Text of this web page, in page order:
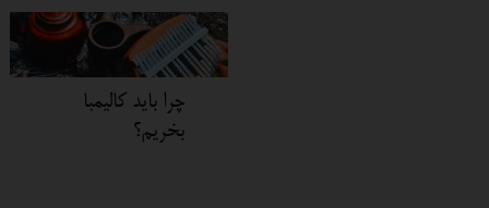
چرا باید کالیمبا
بخریم؟